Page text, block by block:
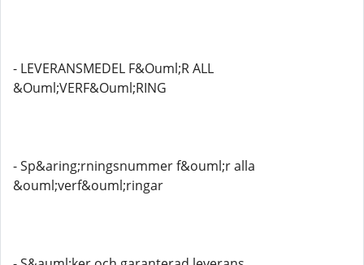
- LEVERANSMEDEL F&Ouml;R ALL
&Ouml;VERF&Ouml;RING
- Sp&aring;rningsnummer f&ouml;r alla
&ouml;verf&ouml;ringar